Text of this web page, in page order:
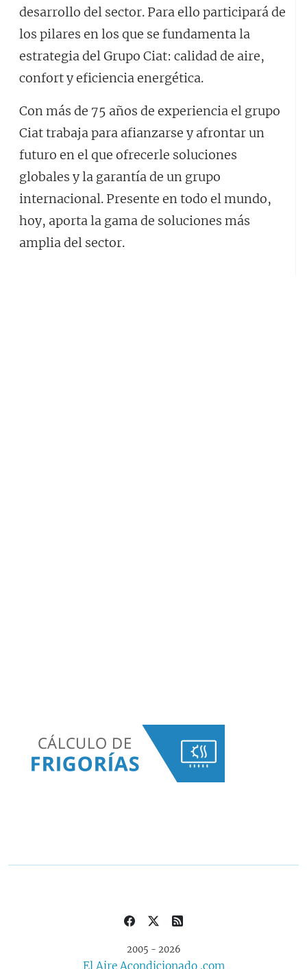
desarrollo del sector. Para ello participará de
los pilares en los que se fundamenta la
estrategia del Grupo Ciat: calidad de aire,
confort y eficiencia energética.
Con más de 75 años de experiencia el grupo
Ciat trabaja para afianzarse y afrontar un
futuro en el que ofrecerle soluciones
globales y la garantía de un grupo
internacional. Presente en todo el mundo,
hoy, aporta la gama de soluciones más
amplia del sector.
2005 - 2026
El Aire Acondicionado .com